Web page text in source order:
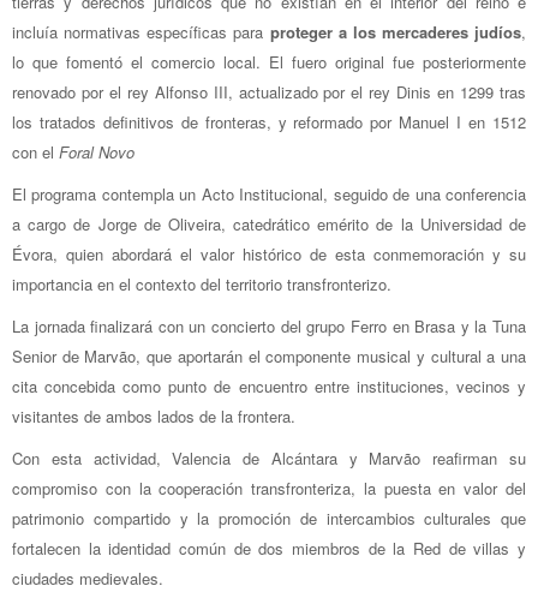
incluía normativas específicas para proteger a los mercaderes judíos,
lo que fomentó el comercio local. El fuero original fue posteriormente
renovado por el rey Alfonso III, actualizado por el rey Dinis en 1299 tras
los tratados definitivos de fronteras, y reformado por Manuel I en 1512
con el Foral Novo
El programa contempla un Acto Institucional, seguido de una conferencia
a cargo de Jorge de Oliveira, catedrático emérito de la Universidad de
Évora, quien abordará el valor histórico de esta conmemoración y su
importancia en el contexto del territorio transfronterizo.
La jornada finalizará con un concierto del grupo Ferro en Brasa y la Tuna
Senior de Marvão, que aportarán el componente musical y cultural a una
cita concebida como punto de encuentro entre instituciones, vecinos y
visitantes de ambos lados de la frontera.
Con esta actividad, Valencia de Alcántara y Marvão reafirman su
compromiso con la cooperación transfronteriza, la puesta en valor del
patrimonio compartido y la promoción de intercambios culturales que
fortalecen la identidad común de dos miembros de la Red de villas y
ciudades medievales.